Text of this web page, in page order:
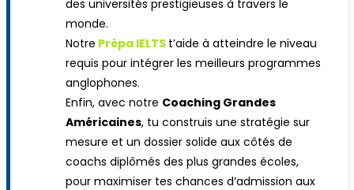
des universités prestigieuses à travers le
monde.
Notre Prépa IELTS t’aide à atteindre le niveau
requis pour intégrer les meilleurs programmes
anglophones.
Enfin, avec notre Coaching Grandes
Américaines, tu construis une stratégie sur
mesure et un dossier solide aux côtés de
coachs diplômés des plus grandes écoles,
pour maximiser tes chances d’admission aux